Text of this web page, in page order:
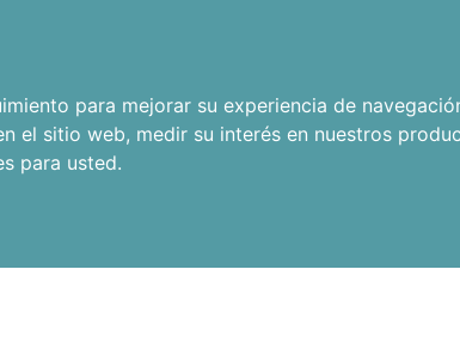
para mejorar su experiencia de
el sitio web, medir su interés en nuestros
para usted.